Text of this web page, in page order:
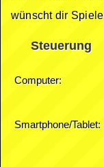
wünscht dir
Steuerung
Computer:
Smartphone/Tablet: